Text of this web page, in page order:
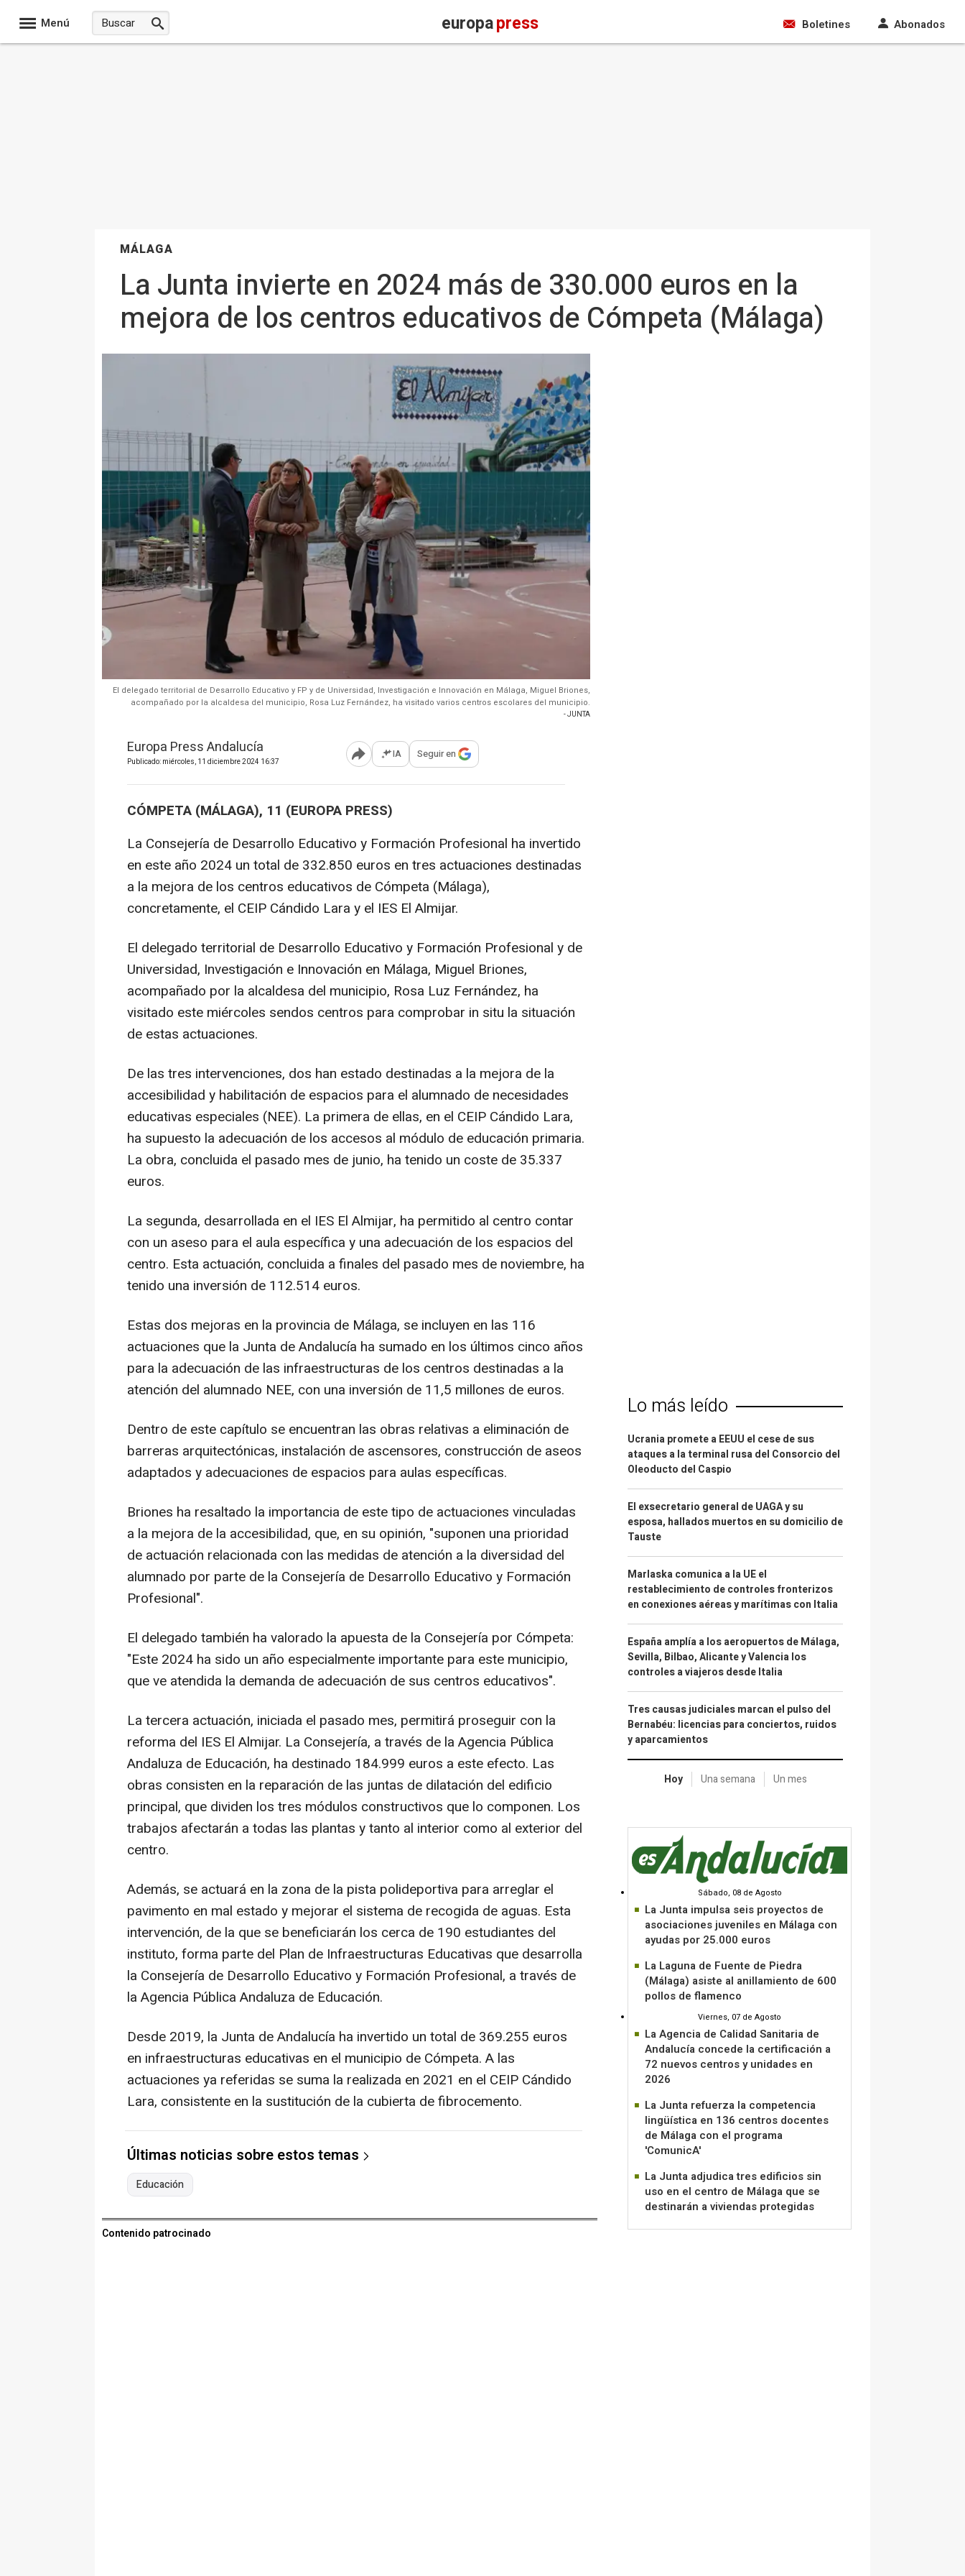
Menú europapress Boletines Abonados
MÁLAGA
La Junta invierte en 2024 más de 330.000 euros en la
mejora de los centros educativos de Cómpeta (Málaga)
El delegado territorial de Desarrollo Educativo y FP y de Universidad, Investigación e Innovación en Málaga, Miguel Briones,
acompañado por la alcaldesa del municipio, Rosa Luz Fernández, ha visitado varios centros escolares del municipio.
- JUNTA
Europa Press Andalucía
Publicado: miércoles, 11 diciembre 2024 16:37 Abrir opciones para compartir
IA Seguir en
CÓMPETA (MÁLAGA), 11 (EUROPA PRESS)
La Consejería de Desarrollo Educativo y Formación Profesional ha invertido
en este año 2024 un total de 332.850 euros en tres actuaciones destinadas
a la mejora de los centros educativos de Cómpeta (Málaga),
concretamente, el CEIP Cándido Lara y el IES El Almijar.
El delegado territorial de Desarrollo Educativo y Formación Profesional y de
Universidad, Investigación e Innovación en Málaga, Miguel Briones,
acompañado por la alcaldesa del municipio, Rosa Luz Fernández, ha
visitado este miércoles sendos centros para comprobar in situ la situación
de estas actuaciones.
De las tres intervenciones, dos han estado destinadas a la mejora de la
accesibilidad y habilitación de espacios para el alumnado de necesidades
educativas especiales (NEE). La primera de ellas, en el CEIP Cándido Lara,
ha supuesto la adecuación de los accesos al módulo de educación primaria.
La obra, concluida el pasado mes de junio, ha tenido un coste de 35.337
euros.
La segunda, desarrollada en el IES El Almijar, ha permitido al centro contar
con un aseso para el aula específica y una adecuación de los espacios del
centro. Esta actuación, concluida a finales del pasado mes de noviembre, ha
tenido una inversión de 112.514 euros.
Estas dos mejoras en la provincia de Málaga, se incluyen en las 116
actuaciones que la Junta de Andalucía ha sumado en los últimos cinco años
para la adecuación de las infraestructuras de los centros destinadas a la
atención del alumnado NEE, con una inversión de 11,5 millones de euros.
Dentro de este capítulo se encuentran las obras relativas a eliminación de
barreras arquitectónicas, instalación de ascensores, construcción de aseos
adaptados y adecuaciones de espacios para aulas específicas.
Briones ha resaltado la importancia de este tipo de actuaciones vinculadas
a la mejora de la accesibilidad, que, en su opinión, "suponen una prioridad
de actuación relacionada con las medidas de atención a la diversidad del
alumnado por parte de la Consejería de Desarrollo Educativo y Formación
Profesional".
El delegado también ha valorado la apuesta de la Consejería por Cómpeta:
"Este 2024 ha sido un año especialmente importante para este municipio,
que ve atendida la demanda de adecuación de sus centros educativos".
La tercera actuación, iniciada el pasado mes, permitirá proseguir con la
reforma del IES El Almijar. La Consejería, a través de la Agencia Pública
Andaluza de Educación, ha destinado 184.999 euros a este efecto. Las
obras consisten en la reparación de las juntas de dilatación del edificio
principal, que dividen los tres módulos constructivos que lo componen. Los
trabajos afectarán a todas las plantas y tanto al interior como al exterior del
centro.
Además, se actuará en la zona de la pista polideportiva para arreglar el
pavimento en mal estado y mejorar el sistema de recogida de aguas. Esta
intervención, de la que se beneficiarán los cerca de 190 estudiantes del
instituto, forma parte del Plan de Infraestructuras Educativas que desarrolla
la Consejería de Desarrollo Educativo y Formación Profesional, a través de
la Agencia Pública Andaluza de Educación.
Desde 2019, la Junta de Andalucía ha invertido un total de 369.255 euros
en infraestructuras educativas en el municipio de Cómpeta. A las
actuaciones ya referidas se suma la realizada en 2021 en el CEIP Cándido
Lara, consistente en la sustitución de la cubierta de fibrocemento.
Últimas noticias sobre estos temas
Educación
Contenido patrocinado
Lo más leído
Ucrania promete a EEUU el cese de sus
ataques a la terminal rusa del Consorcio del
Oleoducto del Caspio
El exsecretario general de UAGA y su
esposa, hallados muertos en su domicilio de
Tauste
Marlaska comunica a la UE el
restablecimiento de controles fronterizos
en conexiones aéreas y marítimas con Italia
España amplía a los aeropuertos de Málaga,
Sevilla, Bilbao, Alicante y Valencia los
controles a viajeros desde Italia
Tres causas judiciales marcan el pulso del
Bernabéu: licencias para conciertos, ruidos
y aparcamientos
Hoy Una semana Un mes
Sábado, 08 de Agosto
La Junta impulsa seis proyectos de
asociaciones juveniles en Málaga con
ayudas por 25.000 euros
La Laguna de Fuente de Piedra
(Málaga) asiste al anillamiento de 600
pollos de flamenco
Viernes, 07 de Agosto
La Agencia de Calidad Sanitaria de
Andalucía concede la certificación a
72 nuevos centros y unidades en
2026
La Junta refuerza la competencia
lingüística en 136 centros docentes
de Málaga con el programa
'ComunicA'
La Junta adjudica tres edificios sin
uso en el centro de Málaga que se
destinarán a viviendas protegidas